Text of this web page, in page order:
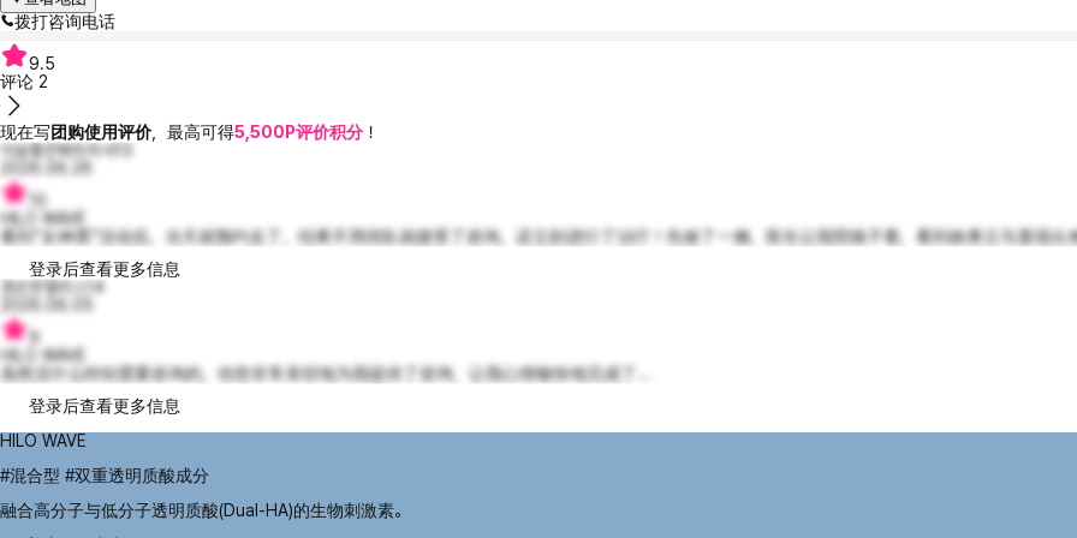
拨打咨询电话
9.5
评论 2
现在写团购使用评价，最高可得5,500P评价积分 ！
넉살좋은패트리샤13
2026.06.26
HILO WAVE
看到“女神票”活动后，当天就预约去了，结果不用排队就接受了咨询，还立刻进行了治疗！先做了一侧，医生让我照镜子看，看到效果立马显现出
登录后查看更多信息
겸손한엘리스14
2026.06.05
9
HILO WAVE
虽然没什么特别需要咨询的，但您非常亲切地为我提供了咨询，让我心情愉快地完成了...
登录后查看更多信息
HILO WAVE
#混合型 #双重透明质酸成分
融合高分子与低分子透明质酸(Dual-HA)的生物刺激素。